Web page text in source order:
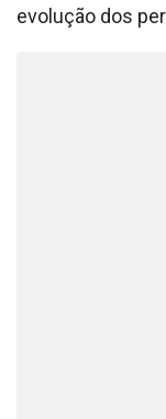
evolução dos